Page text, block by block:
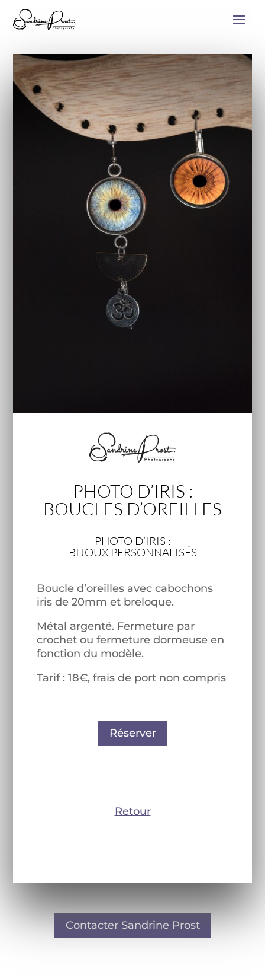
PHOTO D’IRIS :
BOUCLES D’OREILLES
PHOTO D’IRIS :
BIJOUX PERSONNALISÉS
Boucle d’oreilles avec cabochons
iris de 20mm et breloque.
Métal argenté. Fermeture par
crochet ou fermeture dormeuse en
fonction du modèle.
Tarif : 18€, frais de port non compris
Réserver
Retour
Contacter Sandrine Prost